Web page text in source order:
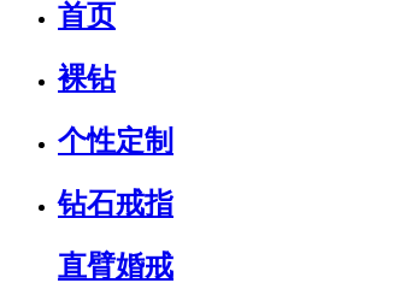
首页
裸钻
个性定制
钻石戒指
直臂婚戒